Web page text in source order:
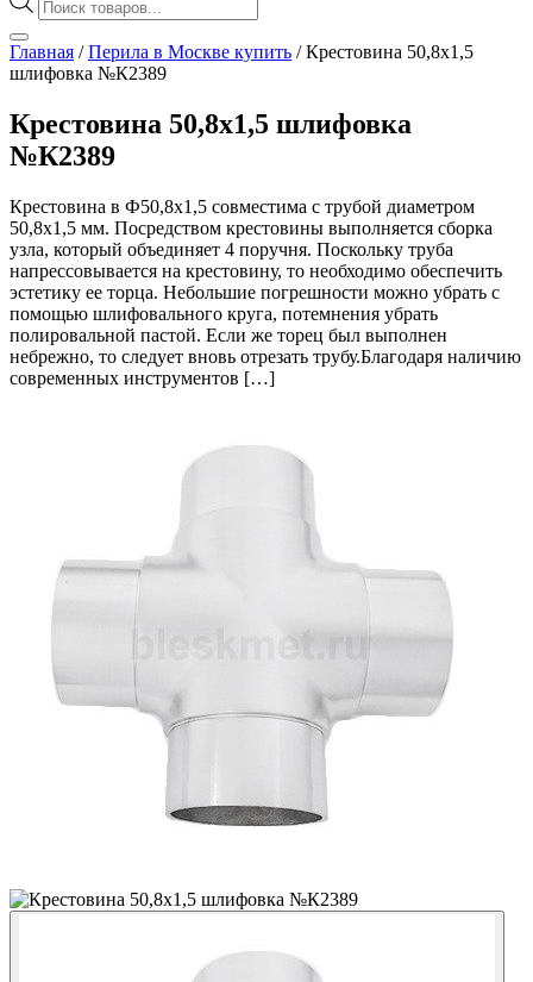
товаров
Главная /Перила в Москве купить /Крестовина 50,8х1,5
шлифовка №К2389
Крестовина 50,8х1,5 шлифовка
№К2389
Крестовина в Ф50,8х1,5 совместима с трубой диаметром
50,8х1,5 мм. Посредством крестовины выполняется сборка
узла, который объединяет 4 поручня. Поскольку труба
напрессовывается на крестовину, то необходимо обеспечить
эстетику ее торца. Небольшие погрешности можно убрать с
помощью шлифовального круга, потемнения убрать
полировальной пастой. Если же торец был выполнен
небрежно, то следует вновь отрезать трубу.Благодаря наличию
современных инструментов […]